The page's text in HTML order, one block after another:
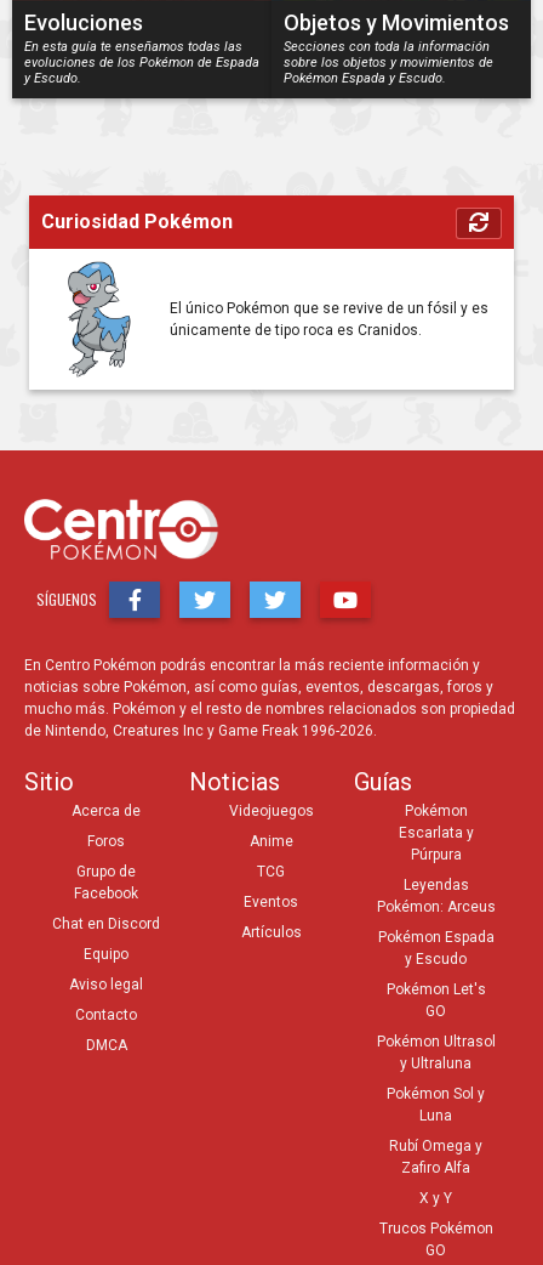
Evoluciones
En esta guía te enseñamos todas las
evoluciones de los Pokémon de Espada
y Escudo.
Objetos y Movimientos
Secciones con toda la información
sobre los objetos y movimientos de
Pokémon Espada y Escudo.
Curiosidad Pokémon
El único Pokémon que se revive de un fósil y es
únicamente de tipo roca es Cranidos.
SÍGUENOS
En Centro Pokémon podrás encontrar la más reciente información y
noticias sobre Pokémon, así como guías, eventos, descargas, foros y
mucho más. Pokémon y el resto de nombres relacionados son propiedad
de Nintendo, Creatures Inc y Game Freak 1996-2026.
Sitio
Acerca de
Foros
Grupo de
Facebook
Chat en Discord
Equipo
Aviso legal
Contacto
DMCA
Noticias
Videojuegos
Anime
TCG
Eventos
Artículos
Guías
Pokémon
Escarlata y
Púrpura
Leyendas
Pokémon: Arceus
Pokémon Espada
y Escudo
Pokémon Let's
GO
Pokémon Ultrasol
y Ultraluna
Pokémon Sol y
Luna
Rubí Omega y
Zafiro Alfa
X y Y
Trucos Pokémon
GO